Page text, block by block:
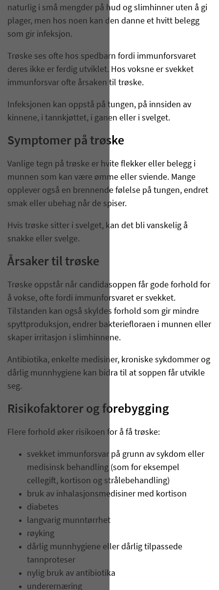
naturlig i små mengder på hud og slimhinner uten å gi
plager, men hos noen kan den danne et hvitt belegg
som gir infeksjon.
Trøske ses ofte hos spedbarn fordi immunforsvaret
deres ikke er ferdig utviklet. Hos voksne er svekket
immunforsvar ofte årsaken til trøske.
Infeksjonen kan oppstå på tungen, på innsiden av
kinnene, i tannkjøttet, i ganen eller i svelget.
Symptomer på trøske
Vanlige tegn på trøske er hvite flekker eller belegg i
munnen som kan være ømme eller sviende. Mange
opplever også en brennende følelse på tungen, endret
smak eller ubehag når de spiser.
Hvis trøske sitter i svelget, kan det bli vanskelig å
snakke eller svelge.
Årsaker til trøske
Trøske oppstår når candidasoppen får gode forhold for
å vokse, ofte fordi immunforsvaret er svekket.
Tilstanden kan også skyldes forhold som gir mindre
spyttproduksjon, endrer bakteriefloraen i munnen eller
skaper irritasjon i slimhinnene.
Antibiotika, enkelte medisiner, kroniske sykdommer og
dårlig munnhygiene kan bidra til at soppen får utvikle
seg.
Risikofaktorer og forebygging
Flere forhold øker risikoen for å få trøske:
svekket immunforsvar på grunn av sykdom eller
medisinsk behandling (som for eksempel
cellegift, kortison og strålebehandling)
bruk av inhalasjonsmedisiner med kortison
diabetes
langvarig munntørrhet
røyking
dårlig munnhygiene eller dårlig tilpassede
tannproteser
nylig bruk av antibiotika
underernæring